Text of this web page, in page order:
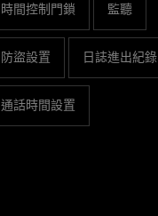
時間控制門鎖 監聽
防盜設置 日誌進出紀錄
通話時間設置